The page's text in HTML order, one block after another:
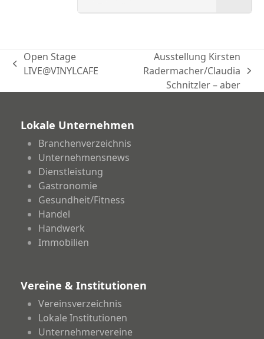
vorheriger
Open Stage
LIVE@VINYLCAFE
Nächster
Beitrag:
Ausstellung Kirsten
Radermacher/Claudia
Schnitzler – aber
Lokale Unternehmen
Branchenverzeichnis
Unternehmensnews
Dienstleistung
Gastronomie
Gesundheit/Fitness
Handel
Handwerk
Immobilien
Vereine & Institutionen
Vereinsverzeichnis
Lokale Institutionen
Unternehmervereine